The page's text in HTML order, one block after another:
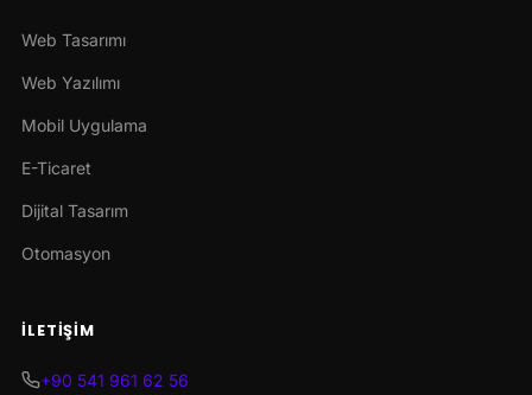
Web Tasarımı
Web Yazılımı
Mobil Uygulama
E-Ticaret
Dijital Tasarım
Otomasyon
İLETIŞIM
+90 541 961 62 56